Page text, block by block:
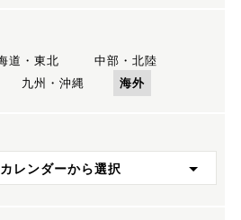
道・東北
中部・北陸
九州・沖縄 海外
レンダーから選択